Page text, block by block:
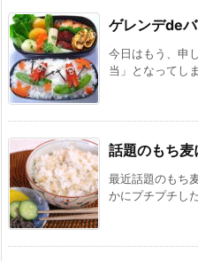
ゲレンデde
今日はもう、申
当」となってし
話題のもち
最近話題のもち
かにプチプチし